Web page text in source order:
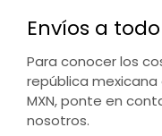
Envíos a
Para conocer los
república mexicana
MXN, ponte en
nosotros.